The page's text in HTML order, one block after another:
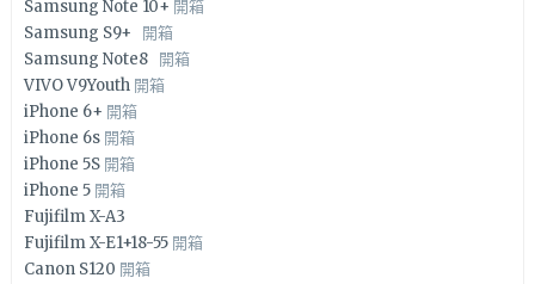
Samsung Note 10+ 開箱
Samsung S9+ 開箱
Samsung Note8 開箱
VIVO V9Youth 開箱
iPhone 6+ 開箱
iPhone 6s 開箱
iPhone 5S 開箱
iPhone 5 開箱
Fujifilm X-A3
Fujifilm X-E1+18-55 開箱
Canon S120 開箱